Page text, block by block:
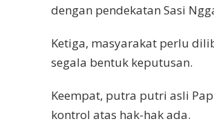
dengan pendekatan Sasi
Ketiga, masyarakat perlu
segala bentuk keputusan.
Keempat, putra putri asli
kontrol atas hak-hak ada.